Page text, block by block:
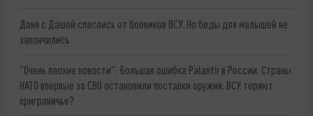
Даня с Дашей спаслись от боевиков ВСУ. Но беды для малышей не
закончились
"Очень плохие новости": Большая ошибка Palantir в России. Страны
НАТО впервые за СВО остановили поставки оружия. ВСУ теряют
приграничье?